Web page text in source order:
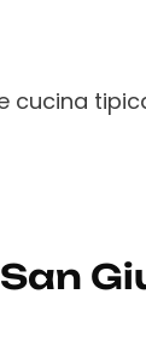
cucina